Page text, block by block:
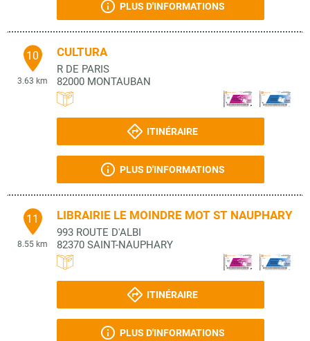
PLUS D'INFORMATIONS
10
3.63 km
CULTURA
R DE PARIS
82000 MONTAUBAN
ITINÉRAIRE
PLUS D'INFORMATIONS
11
8.55 km
LIBRAIRIE LE MOINDRE MOT ST NAUPHARY
993 ROUTE D'ALBI
82370 SAINT-NAUPHARY
ITINÉRAIRE
PLUS D'INFORMATIONS